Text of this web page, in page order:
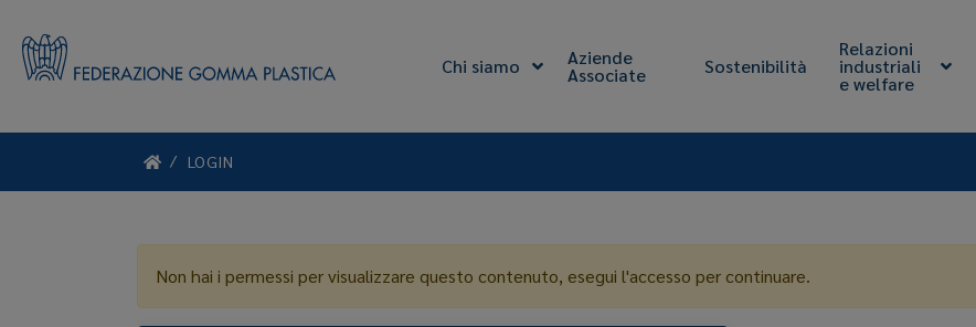
Chi siamo Aziende
Associate Sostenibilità
Relazioni
industriali
e welfare
LOGIN
Non hai i permessi per visualizzare questo contenuto, esegui l'accesso per continuare.